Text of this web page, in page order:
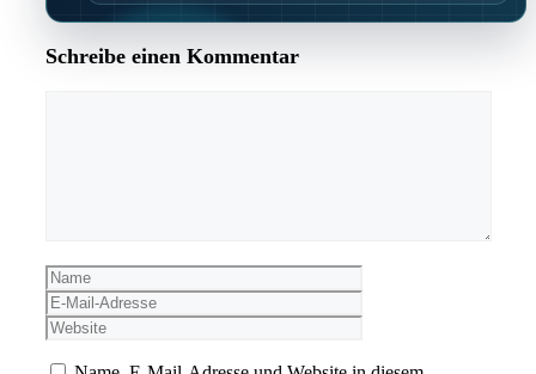
Schreibe einen Kommentar
Name
Mail-
Adresse